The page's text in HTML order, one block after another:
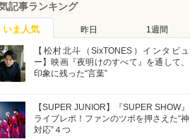
記事ランキング
いま人気 昨日 1週間
【松村北斗（SixTONES）インタビュ
ー】映画『夜明けのすべて』を通して、
印象に残った“言葉”
【SUPER JUNIOR】『SUPER SHOW』
ライブレポ！ファンのツボを押さえた“神
対応”４つ